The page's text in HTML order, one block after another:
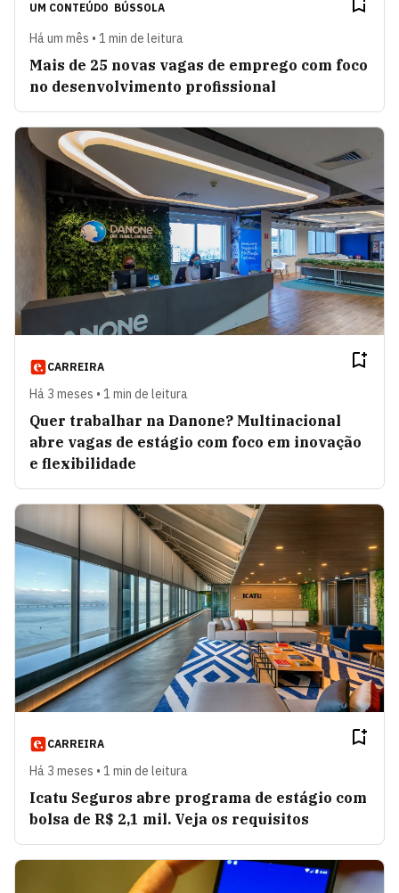
UM CONTEÚDO BÚSSOLA
Há um mês • 1 min de leitura
Mais de 25 novas vagas de emprego com foco
no desenvolvimento profissional
CARREIRA
Há 3 meses • 1 min de leitura
Quer trabalhar na Danone? Multinacional
abre vagas de estágio com foco em inovação
e flexibilidade
CARREIRA
Há 3 meses • 1 min de leitura
Icatu Seguros abre programa de estágio com
bolsa de R$ 2,1 mil. Veja os requisitos